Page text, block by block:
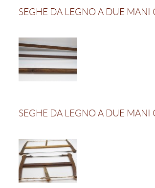
SEGHE DA LEGNO A DUE MANI
SEGHE DA LEGNO A DUE MANI